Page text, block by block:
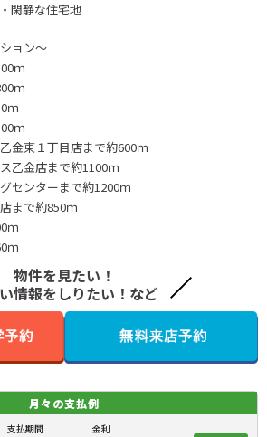
閑静な住宅地
ョン～
ｍ
ｍ
ｍ
ｍ
金東１丁目店まで約600ｍ
乙金店まで約1100ｍ
センターまで約1200ｍ
まで約850ｍ
ｍ
ｍ
物件を見たい！
情報をしりたい！など
月々の支払例
支払期間 金利